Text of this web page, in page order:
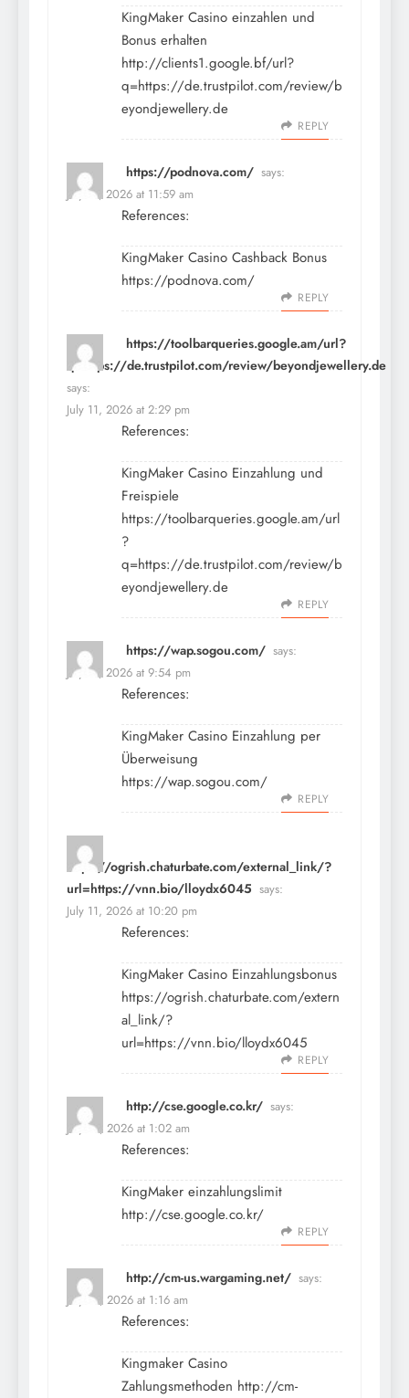
KingMaker Casino einzahlen und
Bonus erhalten
http://clients1.google.bf/url?
q=https://de.trustpilot.com/review/b
eyondjewellery.de
REPLY
https://podnova.com/ says:
July 11, 2026 at 11:59 am
References:
KingMaker Casino Cashback Bonus
https://podnova.com/
REPLY
https://toolbarqueries.google.am/url?
q=https://de.trustpilot.com/review/beyondjewellery.de
says:
July 11, 2026 at 2:29 pm
References:
KingMaker Casino Einzahlung und
Freispiele
https://toolbarqueries.google.am/url
?
q=https://de.trustpilot.com/review/b
eyondjewellery.de
REPLY
https://wap.sogou.com/ says:
July 11, 2026 at 9:54 pm
References:
KingMaker Casino Einzahlung per
Überweisung
https://wap.sogou.com/
REPLY
https://ogrish.chaturbate.com/external_link/?
url=https://vnn.bio/lloydx6045 says:
July 11, 2026 at 10:20 pm
References:
KingMaker Casino Einzahlungsbonus
https://ogrish.chaturbate.com/extern
al_link/?
url=https://vnn.bio/lloydx6045
REPLY
http://cse.google.co.kr/ says:
July 12, 2026 at 1:02 am
References:
KingMaker einzahlungslimit
http://cse.google.co.kr/
REPLY
http://cm-us.wargaming.net/ says:
July 12, 2026 at 1:16 am
References:
Kingmaker Casino
Zahlungsmethoden http://cm-